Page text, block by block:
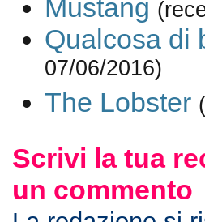
Mustang
Qualcosa di
07/06/2016)
The Lobster
Scrivi la tua
un commento